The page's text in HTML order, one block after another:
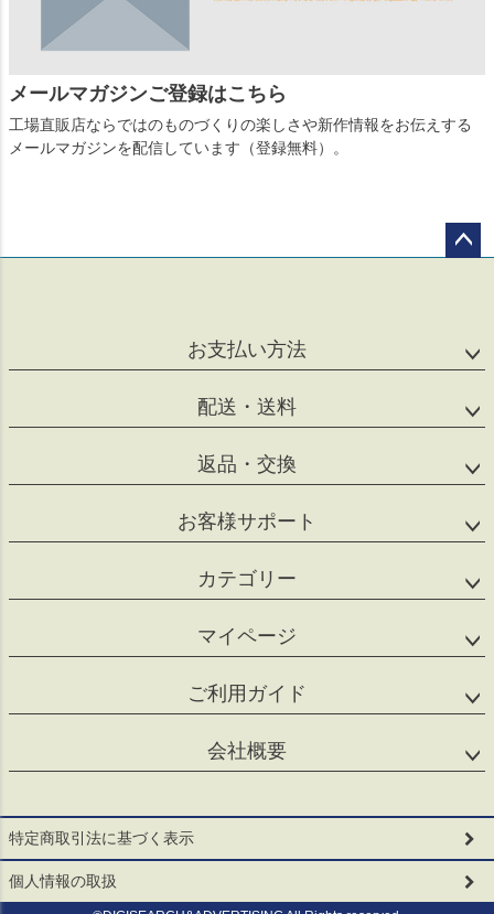
メールマガジンご登録はこちら
工場直販店ならではのものづくりの楽しさや新作情報をお伝えする
メールマガジンを配信しています（登録無料）。
お支払い方法
配送・送料
返品・交換
お客様サポート
カテゴリー
マイページ
ご利用ガイド
会社概要
特定商取引法に基づく表示
個人情報の取扱